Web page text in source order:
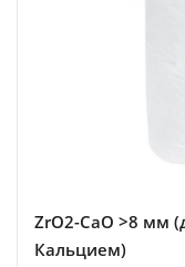
ZrO2-CaO >8 мм
Кальцием)